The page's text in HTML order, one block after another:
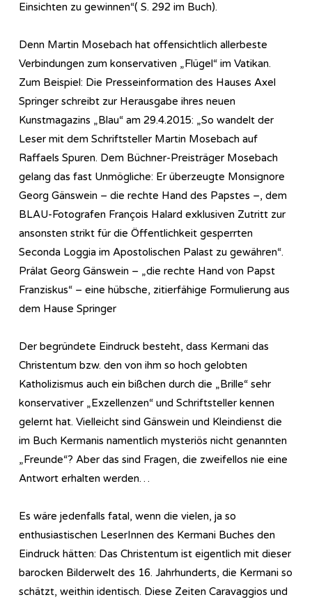
Einsichten zu gewinnen“( S. 292 im Buch).
Denn Martin Mosebach hat offensichtlich allerbeste
Verbindungen zum konservativen „Flügel“ im Vatikan.
Zum Beispiel: Die Presseinformation des Hauses Axel
Springer schreibt zur Herausgabe ihres neuen
Kunstmagazins „Blau“ am 29.4.2015: „So wandelt der
Leser mit dem Schriftsteller Martin Mosebach auf
Raffaels Spuren. Dem Büchner-Preisträger Mosebach
gelang das fast Unmögliche: Er überzeugte Monsignore
Georg Gänswein – die rechte Hand des Papstes –, dem
BLAU-Fotografen François Halard exklusiven Zutritt zur
ansonsten strikt für die Öffentlichkeit gesperrten
Seconda Loggia im Apostolischen Palast zu gewähren“.
Prälat Georg Gänswein – „die rechte Hand von Papst
Franziskus“ – eine hübsche, zitierfähige Formulierung aus
dem Hause Springer
Der begründete Eindruck besteht, dass Kermani das
Christentum bzw. den von ihm so hoch gelobten
Katholizismus auch ein bißchen durch die „Brille“ sehr
konservativer „Exzellenzen“ und Schriftsteller kennen
gelernt hat. Vielleicht sind Gänswein und Kleindienst die
im Buch Kermanis namentlich mysteriös nicht genannten
„Freunde“? Aber das sind Fragen, die zweifellos nie eine
Antwort erhalten werden…
Es wäre jedenfalls fatal, wenn die vielen, ja so
enthusiastischen LeserInnen des Kermani Buches den
Eindruck hätten: Das Christentum ist eigentlich mit dieser
barocken Bilderwelt des 16. Jahrhunderts, die Kermani so
schätzt, weithin identisch. Diese Zeiten Caravaggios und